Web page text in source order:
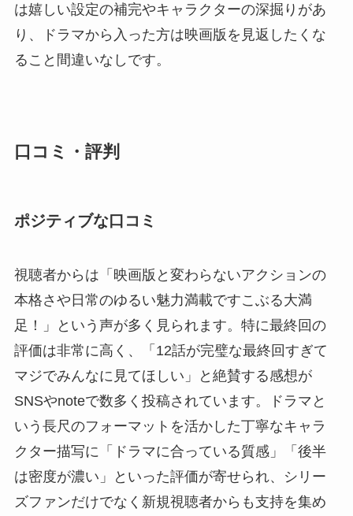
は嬉しい設定の補完やキャラクターの深掘りがあ
り、ドラマから入った方は映画版を見返したくな
ること間違いなしです。
口コミ・評判
ポジティブな口コミ
視聴者からは「映画版と変わらないアクションの
本格さや日常のゆるい魅力満載ですこぶる大満
足！」という声が多く見られます。特に最終回の
評価は非常に高く、「12話が完璧な最終回すぎて
マジでみんなに見てほしい」と絶賛する感想が
SNSやnoteで数多く投稿されています。ドラマと
いう長尺のフォーマットを活かした丁寧なキャラ
クター描写に「ドラマに合っている質感」「後半
は密度が濃い」といった評価が寄せられ、シリー
ズファンだけでなく新規視聴者からも支持を集め